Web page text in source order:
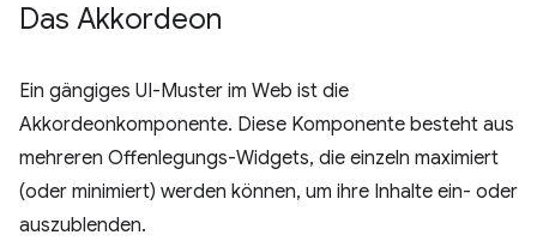
Das Akkordeon
Ein gängiges UI-Muster im Web ist die
Akkordeonkomponente. Diese Komponente besteht aus
mehreren Offenlegungs-Widgets, die einzeln maximiert
(oder minimiert) werden können, um ihre Inhalte ein- oder
auszublenden.